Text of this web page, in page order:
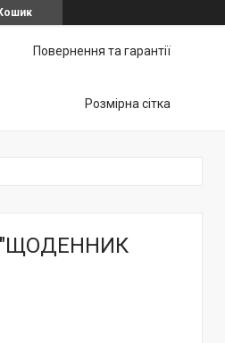
Повернення та гарантії
Розмірна сітка
"ЩОДЕННИК